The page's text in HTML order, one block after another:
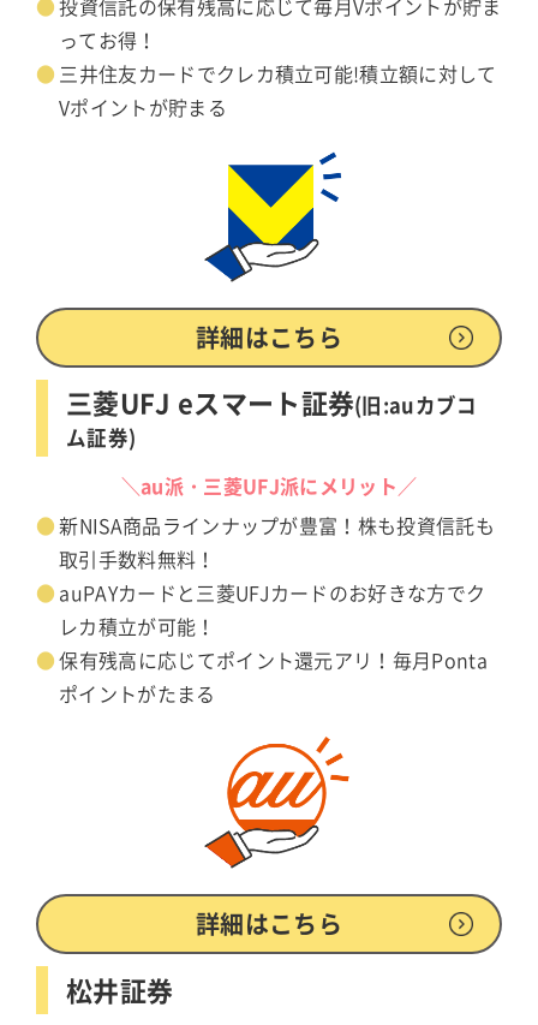
投資信託の保有残高に応じて毎月Vポイントが貯ま
ってお得！
三井住友カードでクレカ積立可能!積立額に対して
Vポイントが貯まる
詳細はこちら
三菱UFJ eスマート証券(旧:auカブコ
ム証券)
＼au派・三菱UFJ派にメリット／
新NISA商品ラインナップが豊富！株も投資信託も
取引手数料無料！
auPAYカードと三菱UFJカードのお好きな方でク
レカ積立が可能！
保有残高に応じてポイント還元アリ！毎月Ponta
ポイントがたまる
詳細はこちら
松井証券